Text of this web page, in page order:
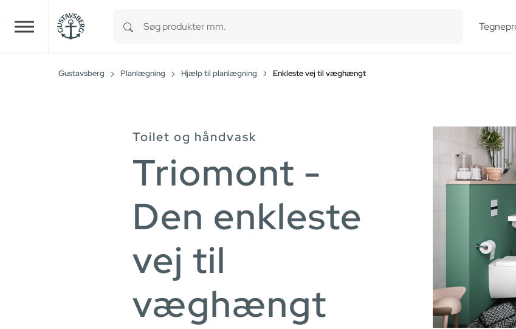
Skip to main content
Gustavsberg Planlægning Hjælp til planlægning Enkleste vej til væghængt
Toilet og håndvask
Triomont -
Den enkleste
vej til
væghængt